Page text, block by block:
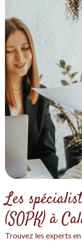
Les
(SOPK) à
Trouvez les experts